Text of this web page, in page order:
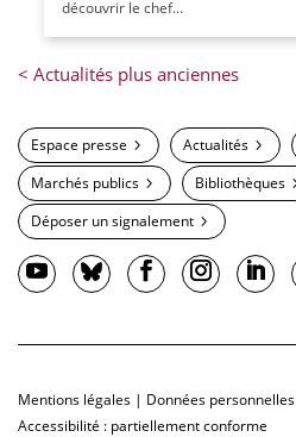
découvrir le chef...
Espace presse Actualités
Marchés publics
Bibliothèques
Déposer un signalement
Mentions légales | Données personnelles
Accessibilité : partiellement conforme